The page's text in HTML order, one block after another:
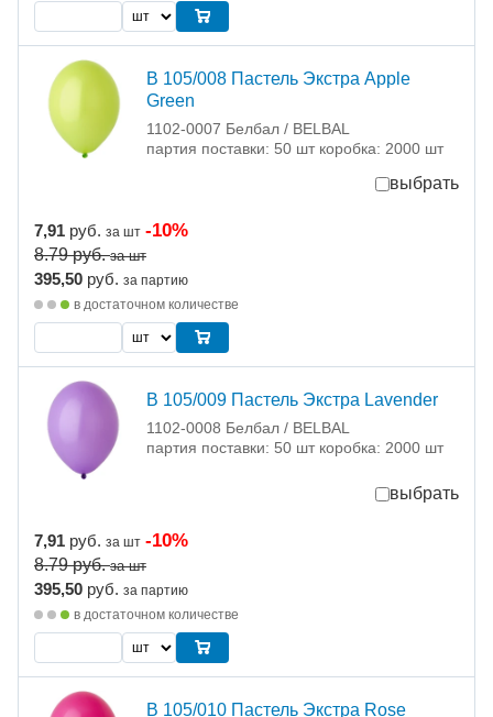
В 105/008 Пастель Экстра Apple
Green
1102-0007 Белбал / BELBAL
партия поставки: 50 шт коробка: 2000 шт
выбрать
7,91 руб. за шт -10%
8.79руб. за шт
395,50 руб. за партию
в достаточном количестве
В 105/009 Пастель Экстра Lavender
1102-0008 Белбал / BELBAL
партия поставки: 50 шт коробка: 2000 шт
выбрать
7,91 руб. за шт -10%
8.79руб. за шт
395,50 руб. за партию
в достаточном количестве
В 105/010 Пастель Экстра Rose